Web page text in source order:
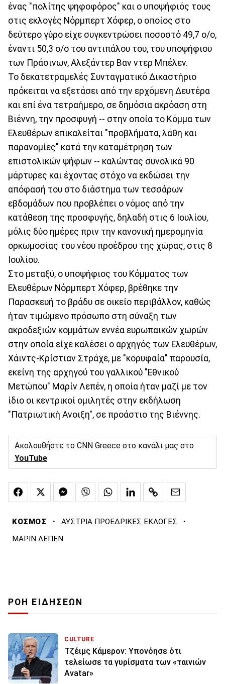
ένας "πολίτης ψηφοφόρος" και ο υποψήφιός τους
στις εκλογές Νόρμπερτ Χόφερ, ο οποίος στο
δεύτερο γύρο είχε συγκεντρώσει ποσοστό 49,7 ο/ο,
έναντι 50,3 ο/ο του αντιπάλου του, του υποψήφιου
των Πράσινων, Αλεξάντερ Βαν ντερ Μπέλεν.
Το δεκατετραμελές Συνταγματικό Δικαστήριο
πρόκειται να εξετάσει από την ερχόμενη Δευτέρα
και επί ένα τετραήμερο, σε δημόσια ακρόαση στη
Βιέννη, την προσφυγή -- στην οποία το Κόμμα των
Ελευθέρων επικαλείται "προβλήματα, λάθη και
παρανομίες" κατά την καταμέτρηση των
επιστολικών ψήφων -- καλώντας συνολικά 90
μάρτυρες και έχοντας στόχο να εκδώσει την
απόφασή του στο διάστημα των τεσσάρων
εβδομάδων που προβλέπει ο νόμος από την
κατάθεση της προσφυγής, δηλαδή στις 6 Ιουλίου,
μόλις δύο ημέρες πριν την κανονική ημερομηνία
ορκωμοσίας του νέου προέδρου της χώρας, στις 8
Ιουλίου.
Στο μεταξύ, ο υποψήφιος του Κόμματος των
Ελευθέρων Νόρμπερτ Χόφερ, βρέθηκε την
Παρασκευή το βράδυ σε οικείο περιβάλλον, καθώς
ήταν τιμώμενο πρόσωπο στη σύναξη των
ακροδεξιών κομμάτων εννέα ευρωπαικών χωρών
στην οποία είχε καλέσει ο αρχηγός των Ελευθέρων,
Χάιντς-Κρίστιαν Στράχε, με "κορυφαία" παρουσία,
εκείνη της αρχηγού του γαλλικού "Εθνικού
Μετώπου" Μαρίν Λεπέν, η οποία ήταν μαζί με τον
ίδιο οι κεντρικοί ομιλητές στην εκδήλωση
"Πατριωτική Ανοιξη", σε προάστιο της Βιέννης.
Ακολουθήστε το CNN Greece στο κανάλι μας στο
YouTube
ΚΟΣΜΟΣ · ΑΥΣΤΡΙΑ ΠΡΟΕΔΡΙΚΕΣ ΕΚΛΟΓΕΣ ·
ΜΑΡΙΝ ΛΕΠΕΝ
ΡΟΗ ΕΙΔΗΣΕΩΝ
CULTURE
Τζέιμς Κάμερον: Υπονόησε ότι
τελείωσε τα γυρίσματα των «ταινιών
Avatar»